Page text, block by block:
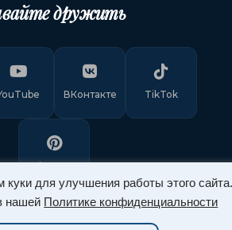
для улучшения работы этого сайта.
нашей Политике конфиденциальности
дружить
ВКонтакте TikTok
Pinterest